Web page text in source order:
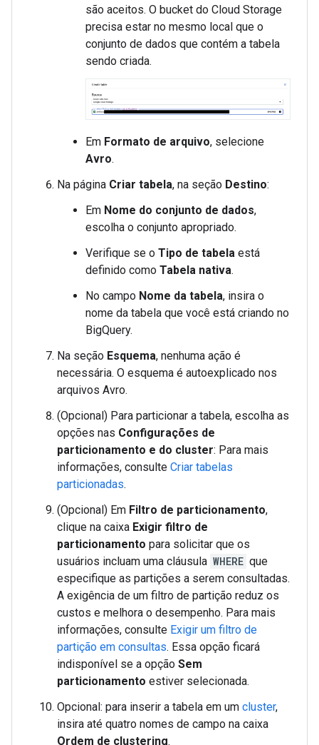
são aceitos. O bucket do Cloud Storage
precisa estar no mesmo local que o
conjunto de dados que contém a tabela
sendo criada.
Em Formato de arquivo, selecione
Avro.
Na página Criar tabela, na seção Destino:
Em Nome do conjunto de dados,
escolha o conjunto apropriado.
Verifique se o Tipo de tabela está
definido como Tabela nativa.
No campo Nome da tabela, insira o
nome da tabela que você está criando no
BigQuery.
Na seção Esquema, nenhuma ação é
necessária. O esquema é autoexplicado nos
arquivos Avro.
(Opcional) Para particionar a tabela, escolha as
opções nas Configurações de
particionamento e do cluster: Para mais
informações, consulte Criar tabelas
particionadas.
(Opcional) Em Filtro de particionamento,
clique na caixa Exigir filtro de
particionamento para solicitar que os
usuários incluam uma cláusula WHERE que
especifique as partições a serem consultadas.
A exigência de um filtro de partição reduz os
custos e melhora o desempenho. Para mais
informações, consulte Exigir um filtro de
partição em consultas. Essa opção ficará
indisponível se a opção Sem
particionamento estiver selecionada.
Opcional: para inserir a tabela em um cluster,
insira até quatro nomes de campo na caixa
Ordem de clustering.